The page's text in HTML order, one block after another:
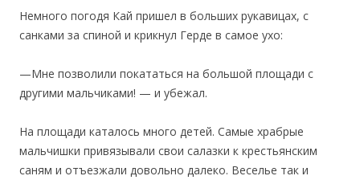
Немного погодя Кай пришел в больших рукавицах, с
санками за спиной и крикнул Герде в самое ухо:
—Мне позволили покататься на большой площади с
другими мальчиками! — и убежал.
На площади каталось много детей. Самые храбрые
мальчишки привязывали свои салазки к крестьянским
саням и отъезжали довольно далеко. Веселье так и